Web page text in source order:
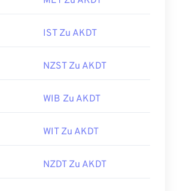
IST Zu AKDT
NZST Zu AKDT
WIB Zu AKDT
WIT Zu AKDT
NZDT Zu AKDT